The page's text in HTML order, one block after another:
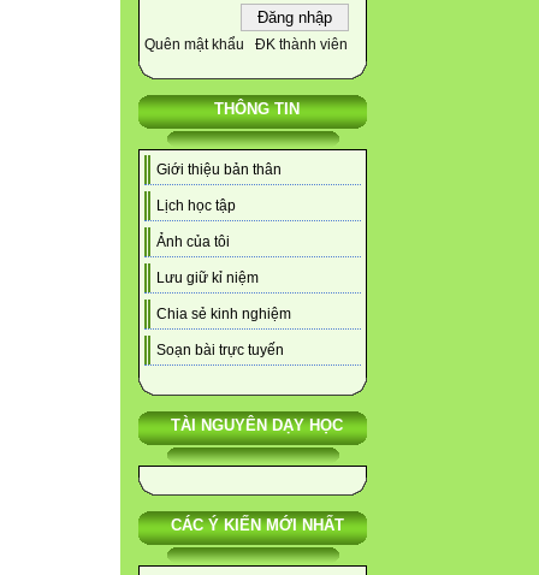
Quên mật khẩu ĐK thành viên
THÔNG TIN
Giới thiệu bản thân
Lịch học tập
Ảnh của tôi
Lưu giữ kỉ niệm
Chia sẻ kinh nghiệm
Soạn bài trực tuyến
TÀI NGUYÊN DẠY HỌC
CÁC Ý KIẾN MỚI NHẤT